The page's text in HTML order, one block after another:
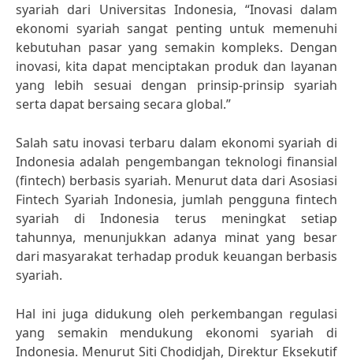
syariah dari Universitas Indonesia, “Inovasi dalam
ekonomi syariah sangat penting untuk memenuhi
kebutuhan pasar yang semakin kompleks. Dengan
inovasi, kita dapat menciptakan produk dan layanan
yang lebih sesuai dengan prinsip-prinsip syariah
serta dapat bersaing secara global.”
Salah satu inovasi terbaru dalam ekonomi syariah di
Indonesia adalah pengembangan teknologi finansial
(fintech) berbasis syariah. Menurut data dari Asosiasi
Fintech Syariah Indonesia, jumlah pengguna fintech
syariah di Indonesia terus meningkat setiap
tahunnya, menunjukkan adanya minat yang besar
dari masyarakat terhadap produk keuangan berbasis
syariah.
Hal ini juga didukung oleh perkembangan regulasi
yang semakin mendukung ekonomi syariah di
Indonesia. Menurut Siti Chodidjah, Direktur Eksekutif